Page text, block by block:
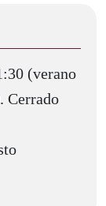
(verano
Cerrado